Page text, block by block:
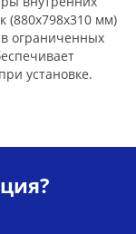
(880х798х310 мм)
ограниченных
установке.